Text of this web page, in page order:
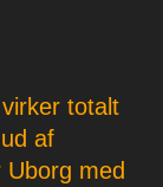
totalt
af
med